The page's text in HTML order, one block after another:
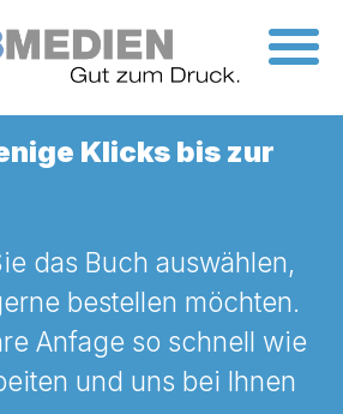
Klicks bis zur
das Buch auswählen,
bestellen möchten.
Anfage so schnell wie
und uns bei Ihnen